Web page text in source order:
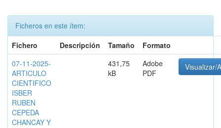
Ficheros en este ítem:
Fichero
Descripción Tamaño
Formato
07-11-2025-
ARTICULO
CIENTIFICO
ISBER
RUBEN
CEPEDA
CHANCAY Y
431,75
kB
Adobe
PDF
Visualizar/